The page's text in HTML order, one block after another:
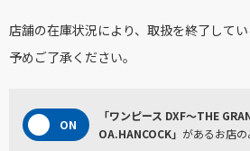
店舗の在庫状況により、取扱を終了して
予めご了承ください。
「ワンピース DXF～THE
OA.HANCOCK」 があるお店の